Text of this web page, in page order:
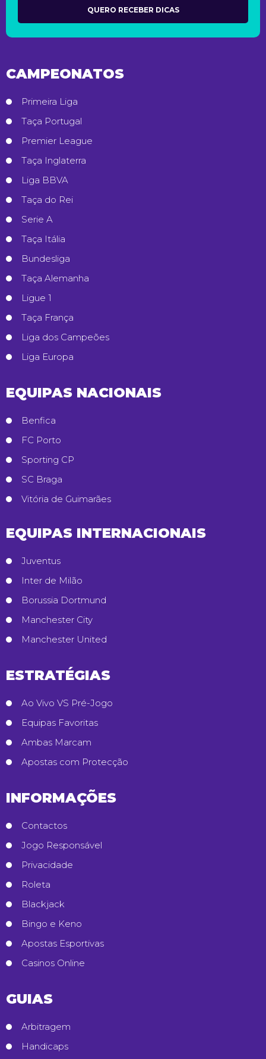
CAMPEONATOS
Primeira Liga
Taça Portugal
Premier League
Taça Inglaterra
Liga BBVA
Taça do Rei
Serie A
Taça Itália
Bundesliga
Taça Alemanha
Ligue 1
Taça França
Liga dos Campeões
Liga Europa
EQUIPAS NACIONAIS
Benfica
FC Porto
Sporting CP
SC Braga
Vitória de Guimarães
EQUIPAS INTERNACIONAIS
Juventus
Inter de Milão
Borussia Dortmund
Manchester City
Manchester United
ESTRATÉGIAS
Ao Vivo VS Pré-Jogo
Equipas Favoritas
Ambas Marcam
Apostas com Protecção
INFORMAÇÕES
Contactos
Jogo Responsável
Privacidade
Roleta
Blackjack
Bingo e Keno
Apostas Esportivas
Casinos Online
GUIAS
Arbitragem
Handicaps